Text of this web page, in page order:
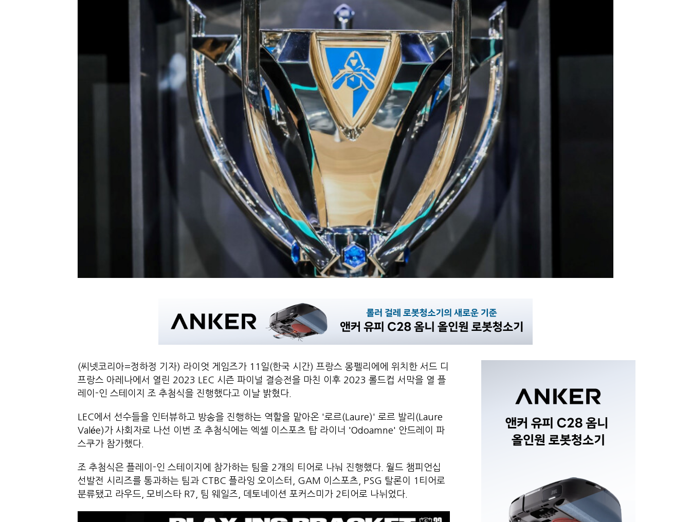
(씨넷코리아=정하정 기자) 라이엇 게임즈가 11일(한국 시간) 프랑스 몽펠리에에 위치한 서드 디
프랑스 아레나에서 열린 2023 LEC 시즌 파이널 결승전을 마친 이후 2023 롤드컵 서막을 열 플
레이-인 스테이지 조 추첨식을 진행했다고 이날 밝혔다.
LEC에서 선수들을 인터뷰하고 방송을 진행하는 역할을 맡아온 '로르(Laure)' 로르 발리(Laure
Valée)가 사회자로 나선 이번 조 추첨식에는 엑셀 이스포츠 탑 라이너 'Odoamne' 안드레이 파
스쿠가 참가했다.
조 추첨식은 플레이-인 스테이지에 참가하는 팀을 2개의 티어로 나눠 진행했다. 월드 챔피언십
선발전 시리즈를 통과하는 팀과 CTBC 플라잉 오이스터, GAM 이스포츠, PSG 탈론이 1티어로
분류됐고 라우드, 모비스타 R7, 팀 웨일즈, 데토네이션 포커스미가 2티어로 나뉘었다.